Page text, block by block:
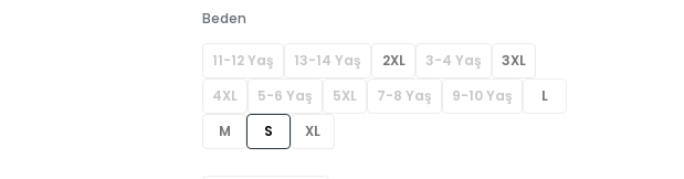
Beden
11-12 Yaş 13-14 Yaş 2XL 3-4 Yaş
3XL
4XL
5-6 Yaş 5XL 7-8 Yaş 9-10 Yaş
L
M
S XL